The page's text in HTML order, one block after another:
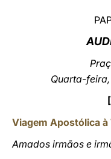
Quarta-
[
Viagem Apostólica à
Amados irmãos e